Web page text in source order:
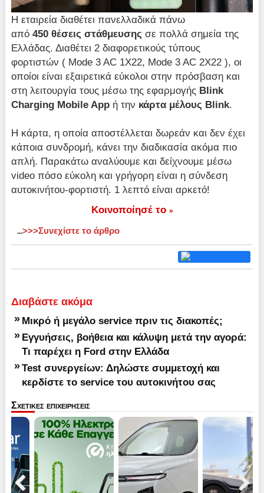
Η εταιρεία διαθέτει πανελλαδικά πάνω
από450 θέσεις στάθμευσης σε πολλά σημεία της
Ελλάδας. Διαθέτει 2 διαφορετικούς τύπους
φορτιστών ( Mode 3 AC 1X22, Mode 3 AC 2X22 ), οι
οποίοι είναι εξαιρετικά εύκολοι στην πρόσβαση και
στη λειτουργία τους μέσω της εφαρμογής Blink
Charging Mobile App ή την κάρτα μέλους Blink.
Η κάρτα, η οποία αποστέλλεται δωρεάν και δεν έχει
κάποια συνδρομή, κάνει την διαδικασία ακόμα πιο
απλή. Παρακάτω αναλύουμε και δείχνουμε μέσω
video πόσο εύκολη και γρήγορη είναι η σύνδεση
αυτοκινήτου-φορτιστή. 1 λεπτό είναι αρκετό!
Κοινοποίησέ το »
...>>>Συνεχίστε το άρθρο
Διαβάστε ακόμα
» Μικρό ή μεγάλο service πριν τις διακοπές;
» Εγγυήσεις, βοήθεια και κάλυψη μετά την αγορά:
Τι παρέχει η Ford στην Ελλάδα
» Test συνεργείων: Δηλώστε συμμετοχή και
κερδίστε το service του αυτοκινήτου σας
Σχετικες επιχειρησεις
Pause